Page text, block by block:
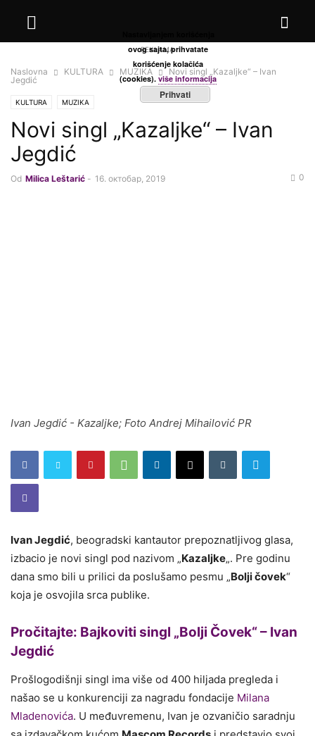
REKLAMA
Naslovna KULTURA MUZIKA
Novi singl „Kazaljke“ – Ivan
Jegdić
KULTURA MUZIKA
Novi singl „Kazaljke“ – Ivan
Jegdić
Od Milica Leštarić - 16. октобар, 2019 0
Ivan Jegdić - Kazaljke; Foto Andrej Mihailović PR
Ivan Jegdić, beogradski kantautor prepoznatljivog glasa,
izbacio je novi singl pod nazivom „Kazaljke„. Pre godinu
dana smo bili u prilici da poslušamo pesmu „Bolji čovek“
koja je osvojila srca publike.
Pročitajte: Bajkoviti singl „Bolji Čovek“ – Ivan
Jegdić
Prošlogodišnji singl ima više od 400 hiljada pregleda i
našao se u konkurenciji za nagradu fondacije Milana
Mladenovića. U međuvremenu, Ivan je ozvaničio saradnju
ovog sajta, prihvatate
korišćenje kolačića
(cookies). više informacija
Prihvati